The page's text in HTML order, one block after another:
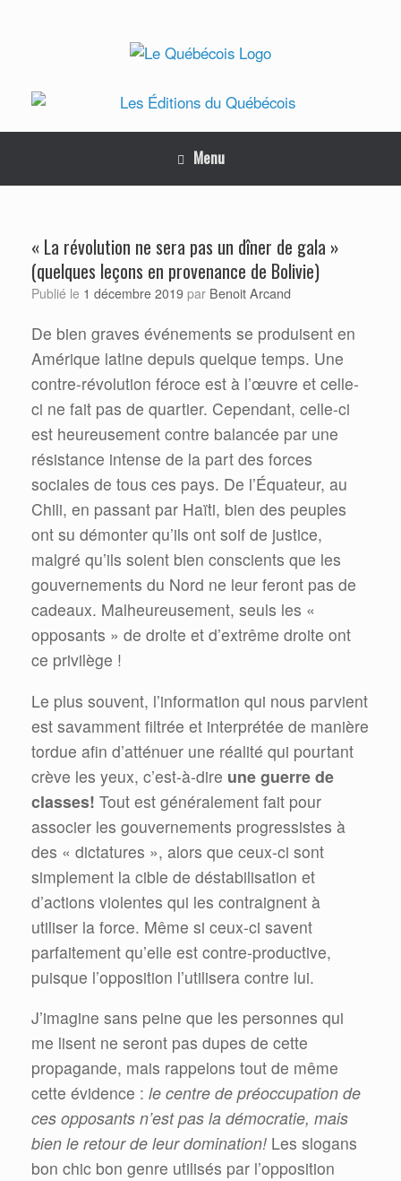
Menu
« La révolution ne sera pas un dîner de gala »
(quelques leçons en provenance de Bolivie)
Publié le 1 décembre 2019 par Benoit Arcand
De bien graves événements se produisent en
Amérique latine depuis quelque temps. Une
contre-révolution féroce est à l’œuvre et celle-
ci ne fait pas de quartier. Cependant, celle-ci
est heureusement contre balancée par une
résistance intense de la part des forces
sociales de tous ces pays. De l’Équateur, au
Chili, en passant par Haïti, bien des peuples
ont su démonter qu’ils ont soif de justice,
malgré qu’ils soient bien conscients que les
gouvernements du Nord ne leur feront pas de
cadeaux. Malheureusement, seuls les «
opposants » de droite et d’extrême droite ont
ce privilège !
Le plus souvent, l’information qui nous parvient
est savamment filtrée et interprétée de manière
tordue afin d’atténuer une réalité qui pourtant
crève les yeux, c’est-à-dire une guerre de
classes! Tout est généralement fait pour
associer les gouvernements progressistes à
des « dictatures », alors que ceux-ci sont
simplement la cible de déstabilisation et
d’actions violentes qui les contraignent à
utiliser la force. Même si ceux-ci savent
parfaitement qu’elle est contre-productive,
puisque l’opposition l’utilisera contre lui.
J’imagine sans peine que les personnes qui
me lisent ne seront pas dupes de cette
propagande, mais rappelons tout de même
cette évidence : le centre de préoccupation de
ces opposants n’est pas la démocratie, mais
bien le retour de leur domination! Les slogans
bon chic bon genre utilisés par l’opposition